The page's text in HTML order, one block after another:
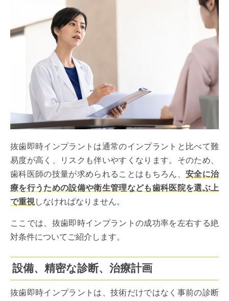
抜歯即時インプラントは通常のインプラントと比べて難
易度が高く、リスクも伴いやすくなります。そのため、
歯科医師の技量が求められることはもちろん、 安全に治
療を行うための設備や衛生管理なども歯科医院を選ぶ上
で重視しなければなりません。
ここでは、抜歯即時インプラントの成功率を左右する絶
対条件についてご紹介します。
設備、精密な診断、治療計画
抜歯即時インプラントは、技術だけではなく事前の診断